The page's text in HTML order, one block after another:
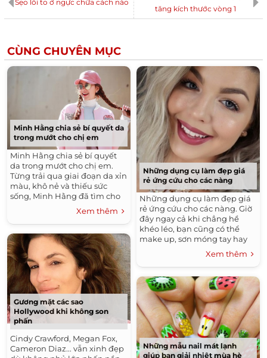
Sẹo lồi to ở ngực chữa cách nào
tăng kích thước vòng 1
CÙNG CHUYÊN MỤC
Minh Hằng chia sẻ bí quyết da
trong mướt cho chị em
Minh Hằng chia sẻ bí quyết
da trong mướt cho chị em.
Từng trải qua giai đoạn da xỉn
màu, khô nẻ và thiếu sức
sống, Minh Hằng đã tìm cho
bản thân phương pháp riêng
để cải thiện làn da.
Xem thêm
Gương mặt các sao
Hollywood khi không son
phấn
Cindy Crawford, Megan Fox,
Cameron Diaz... vẫn xinh đẹp
Những dụng cụ làm đẹp giá
rẻ ứng cứu cho các nàng
Những dụng cụ làm đẹp giá
rẻ ứng cứu cho các nàng. Giờ
đây ngay cả khi chẳng hề
khéo léo, bạn cũng có thể
make up, sơn móng tay hay
cắt tóc tại nhà với những
dụng cụ làm đẹp hoàn hảo có
giá trên dưới 100 nghìn đồng.
Xem thêm
Những mẫu nail mát lạnh
giúp bạn giải nhiệt mùa hè